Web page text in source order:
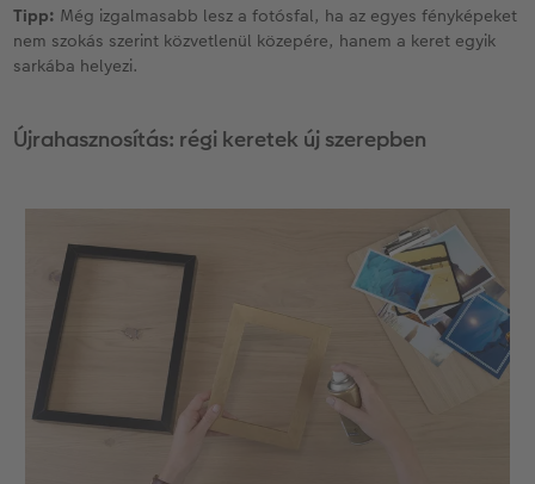
Tipp: Még izgalmasabb lesz a fotósfal, ha az egyes fényképeket
nem szokás szerint közvetlenül közepére, hanem a keret egyik
sarkába helyezi.
Újrahasznosítás: régi keretek új szerepben